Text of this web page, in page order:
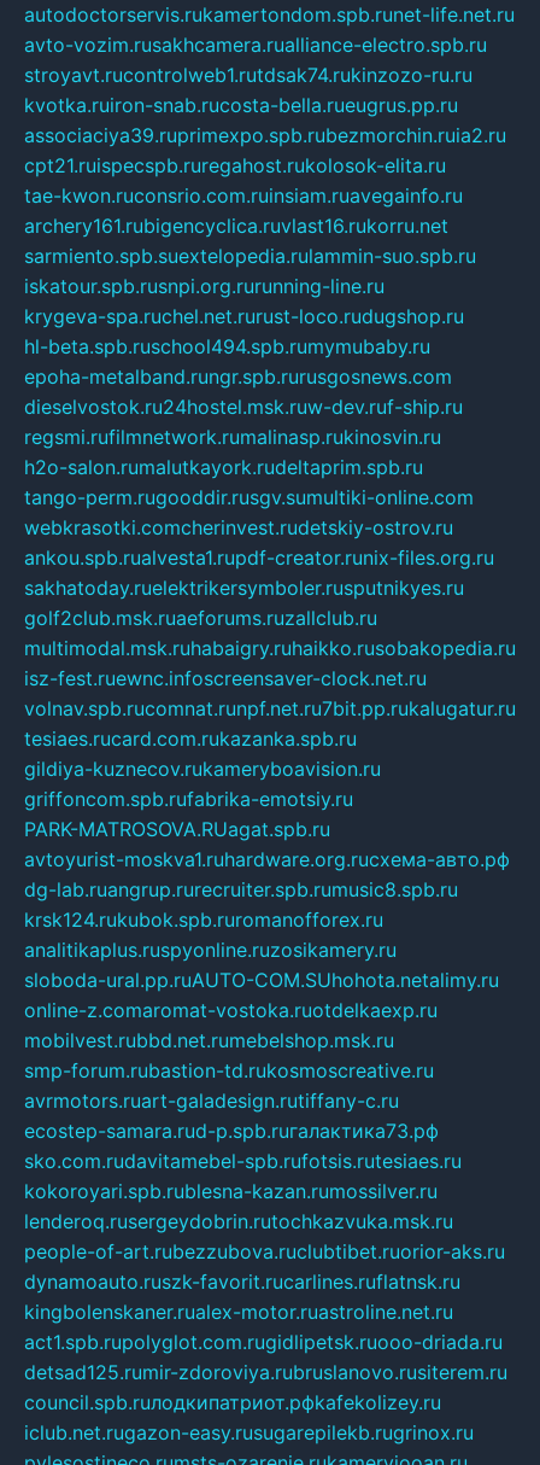
autodoctorservis.rukamertondom.spb.runet-life.net.ru
avto-vozim.rusakhcamera.rualliance-electro.spb.ru
stroyavt.rucontrolweb1.rutdsak74.rukinzozo-ru.ru
kvotka.ruiron-snab.rucosta-bella.rueugrus.pp.ru
associaciya39.ruprimexpo.spb.rubezmorchin.ruia2.ru
cpt21.ruispecspb.ruregahost.rukolosok-elita.ru
tae-kwon.ruconsrio.com.ruinsiam.ruavegainfo.ru
archery161.rubigencyclica.ruvlast16.rukorru.net
sarmiento.spb.suextelopedia.rulammin-suo.spb.ru
iskatour.spb.rusnpi.org.rurunning-line.ru
krygeva-spa.ruchel.net.rurust-loco.rudugshop.ru
hl-beta.spb.ruschool494.spb.rumymubaby.ru
epoha-metalband.rungr.spb.rurusgosnews.com
dieselvostok.ru24hostel.msk.ruw-dev.ruf-ship.ru
regsmi.rufilmnetwork.rumalinasp.rukinosvin.ru
h2o-salon.rumalutkayork.rudeltaprim.spb.ru
tango-perm.rugooddir.rusgv.sumultiki-online.com
webkrasotki.comcherinvest.rudetskiy-ostrov.ru
ankou.spb.rualvesta1.rupdf-creator.runix-files.org.ru
sakhatoday.ruelektrikersymboler.rusputnikyes.ru
golf2club.msk.ruaeforums.ruzallclub.ru
multimodal.msk.ruhabaigry.ruhaikko.rusobakopedia.ru
isz-fest.ruewnc.infoscreensaver-clock.net.ru
volnav.spb.rucomnat.runpf.net.ru7bit.pp.rukalugatur.ru
tesiaes.rucard.com.rukazanka.spb.ru
gildiya-kuznecov.rukameryboavision.ru
griffoncom.spb.rufabrika-emotsiy.ru
PARK-MATROSOVA.RUagat.spb.ru
avtoyurist-moskva1.ruhardware.org.ruсхема-авто.рф
dg-lab.ruangrup.rurecruiter.spb.rumusic8.spb.ru
krsk124.rukubok.spb.ruromanofforex.ru
analitikaplus.ruspyonline.ruzosikamery.ru
sloboda-ural.pp.ruAUTO-COM.SUhohota.netalimy.ru
online-z.comaromat-vostoka.ruotdelkaexp.ru
mobilvest.rubbd.net.rumebelshop.msk.ru
smp-forum.rubastion-td.rukosmoscreative.ru
avrmotors.ruart-galadesign.rutiffany-c.ru
ecostep-samara.rud-p.spb.ruгалактика73.рф
sko.com.rudavitamebel-spb.rufotsis.rutesiaes.ru
kokoroyari.spb.rublesna-kazan.rumossilver.ru
lenderoq.rusergeydobrin.rutochkazvuka.msk.ru
people-of-art.rubezzubova.ruclubtibet.ruorior-aks.ru
dynamoauto.ruszk-favorit.rucarlines.ruflatnsk.ru
kingbolenskaner.rualex-motor.ruastroline.net.ru
act1.spb.rupolyglot.com.rugidlipetsk.ruooo-driada.ru
detsad125.rumir-zdoroviya.rubruslanovo.rusiterem.ru
council.spb.ruлодкипатриот.рфkafekolizey.ru
iclub.net.rugazon-easy.rusugarepilekb.rugrinox.ru